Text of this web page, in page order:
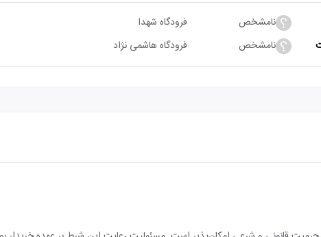
نامشخص فرودگاه شهدا
نامشخص فرودگاه هاشمی نژاد